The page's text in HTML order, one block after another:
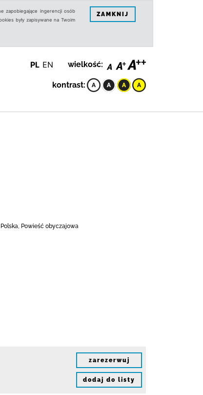
zapobiegające ingerencji osób
były zapisywane na Twoim
ZAMKNIJ
PL EN wielkość:
kontrast:
Powieść obyczajowa
zarezerwuj
dodaj do listy